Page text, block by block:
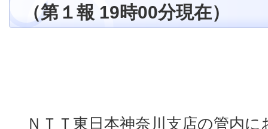
（第１報 19時00分現在）
ＮＴＴ東日本神奈川支店の管内